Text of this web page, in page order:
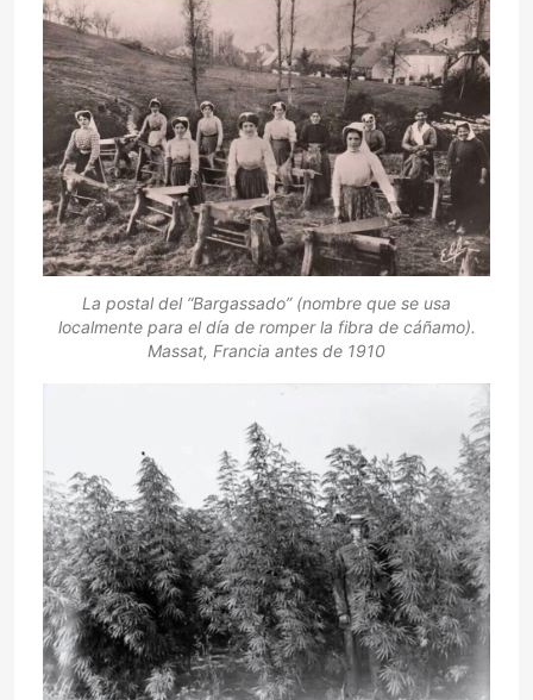
La postal del “Bargassado” (nombre que se usa
localmente para el día de romper la fibra de cáñamo).
Massat, Francia antes de 1910